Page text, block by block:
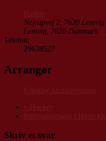
Nejrupvej 2, 7620 Lemvig
Lemvig 7620 Danmark
Telefon:
29638527
Arrangør
Skriv et svar